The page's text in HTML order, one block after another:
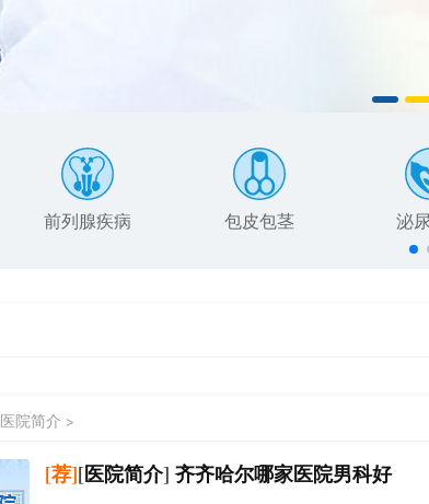
前列腺疾病 包皮包茎 泌
医院简介 >
[荐][医院简介]齐齐哈尔哪家医院男科好